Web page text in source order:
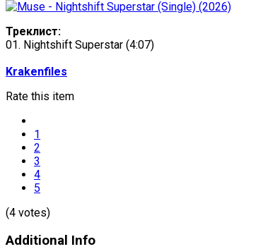
Треклист:
01. Nightshift Superstar (4:07)
Krakenfiles
Rate this item
1
2
3
4
5
(4 votes)
Additional Info